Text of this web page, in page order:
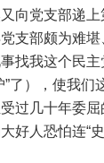
向党支部递
支部颇为难
找我这个民
”了），使我们
过几十年委
好人恐怕连“